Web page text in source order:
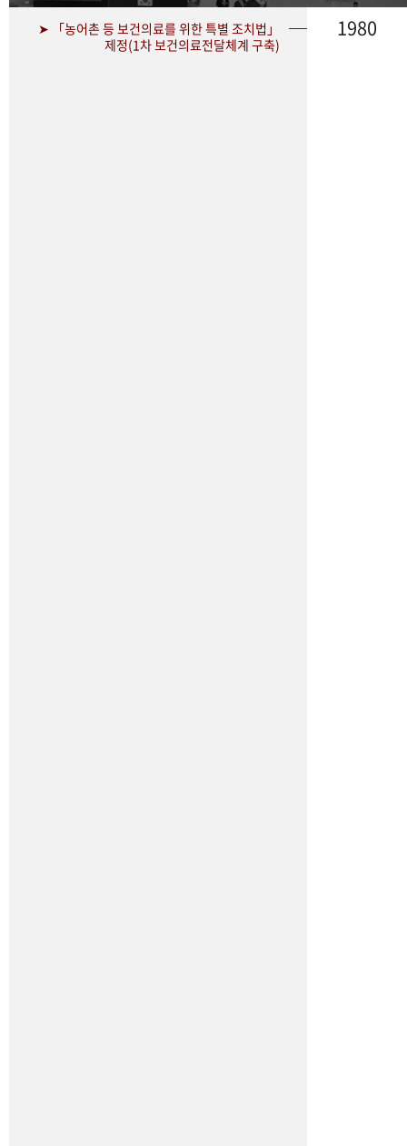
➤ 「농어촌 등 보건의료를 위한 특별 조치법」
제정(1차 보건의료전달체계 구축)
1980